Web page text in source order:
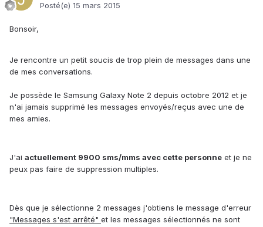
Posté(e) 15 mars 2015
Bonsoir,
Je rencontre un petit soucis de trop plein de messages dans une
de mes conversations.
Je possède le Samsung Galaxy Note 2 depuis octobre 2012 et je
n'ai jamais supprimé les messages envoyés/reçus avec une de
mes amies.
J'ai actuellement 9900 sms/mms avec cette personne et je ne
peux pas faire de suppression multiples.
Dès que je sélectionne 2 messages j'obtiens le message d'erreur
"Messages s'est arrêté" et les messages sélectionnés ne sont